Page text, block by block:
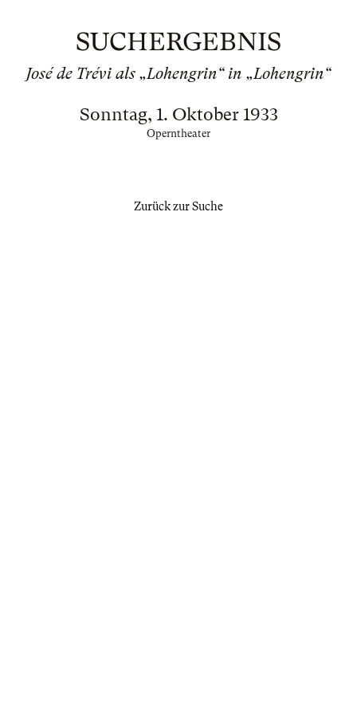
SUCHERGEBNIS
José de Trévi als „Lohengrin“ in „Lohengrin“
Sonntag, 1. Oktober 1933
Operntheater
Zurück zur Suche